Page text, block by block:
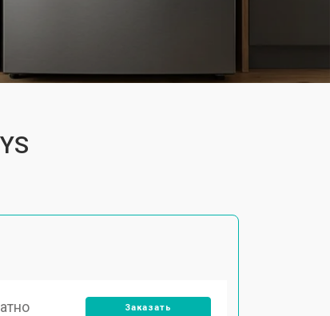
Заказать